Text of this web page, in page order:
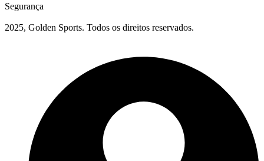
Segurança
2025, Golden Sports. Todos os direitos reservados.